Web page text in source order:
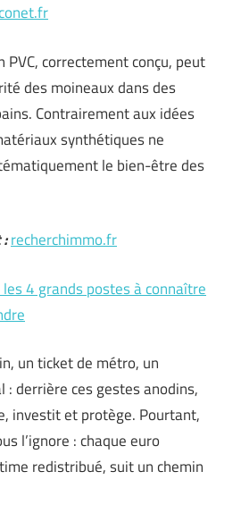
correctement conçu, peut
des moineaux dans des
Contrairement aux idées
synthétiques ne
le bien-être des
:recherchimmo.fr
les 4 grands postes à connaître
un ticket de métro, un
: derrière ces gestes anodins,
investit et protège. Pourtant,
l’ignore : chaque euro
redistribué, suit un chemin